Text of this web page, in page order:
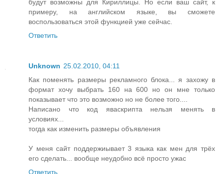
будут возможны для Кириллицы. Но если ваш сайт, к
примеру, на английском языке, вы сможете
воспользоваться этой функцией уже сейчас.
Ответить
Unknown 25.02.2010, 04:11
Как поменять размеры рекламного блока... я захожу в
формат хочу выбрать 160 на 600 но он мне только
показывает что это возможно но не более того....
Написано что код яваскрипта нельзя менять в
условиях...
тогда как изменить размеры объявления
У меня сайт поддержиывает 3 языка как мен для трёх
его сделать... вообще неудобно всё просто ужас
Ответить